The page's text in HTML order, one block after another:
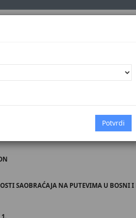
Početna Dokumenti
na 41. sjednici Predstavničkog doma,
SAOBRAĆAJA NA PUTEVIMA U BOSNI I